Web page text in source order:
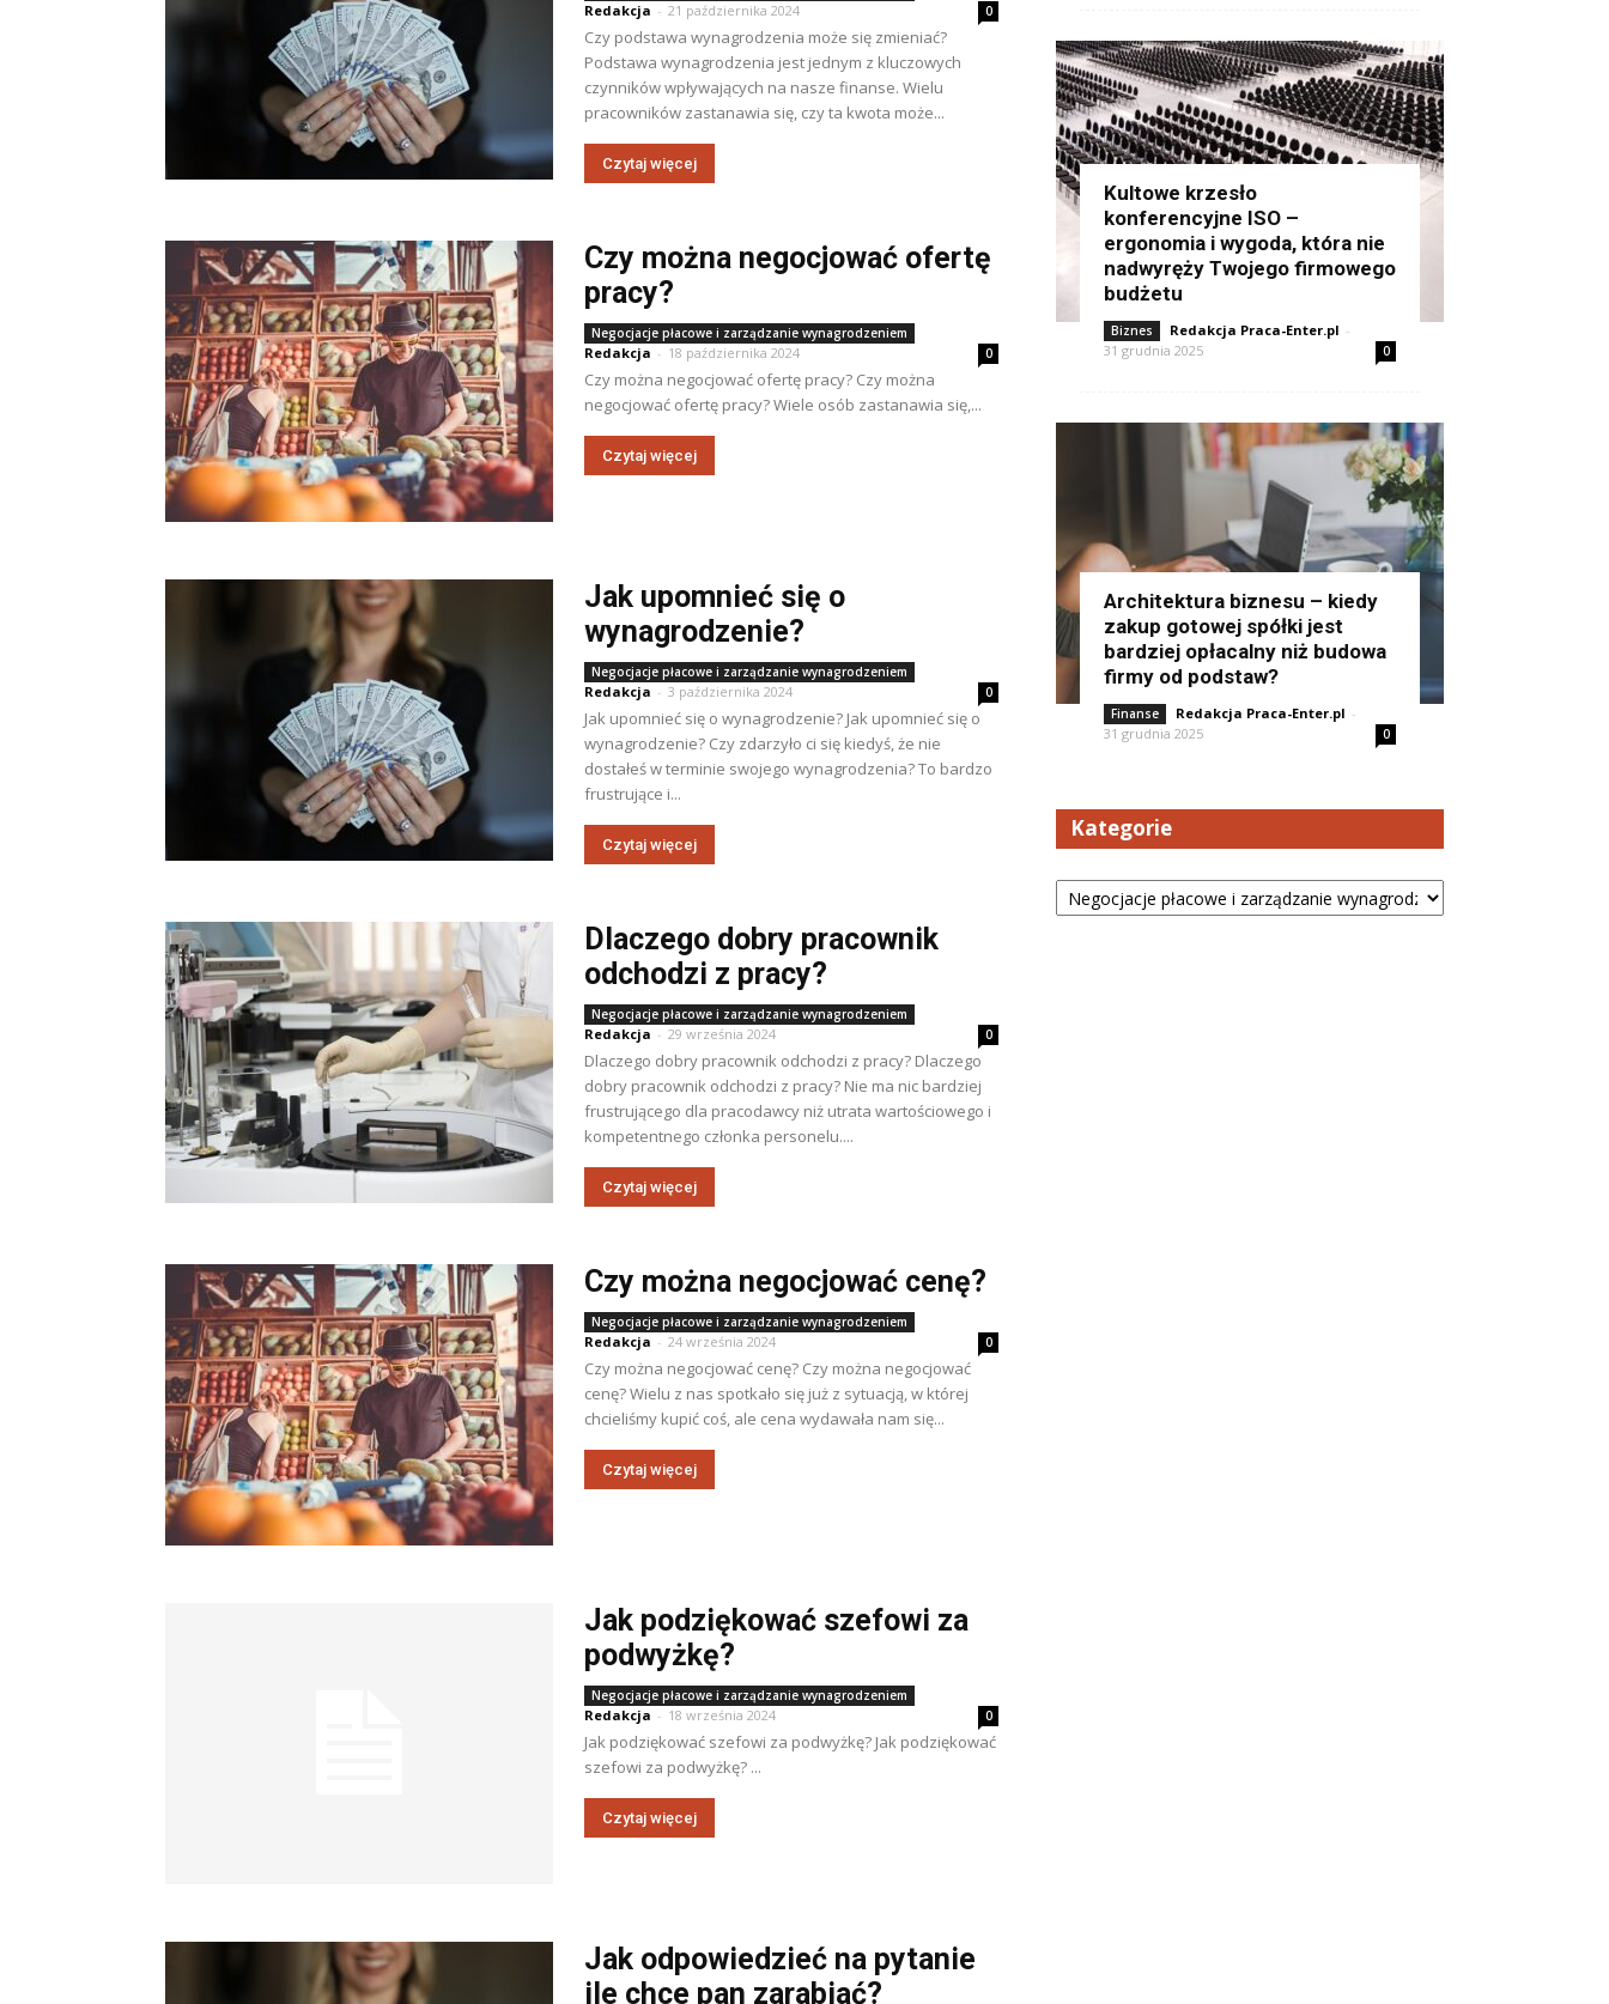
Redakcja - 21 października 2024 0
Czy podstawa wynagrodzenia może się zmieniać?
Podstawa wynagrodzenia jest jednym z kluczowych
czynników wpływających na nasze finanse. Wielu
pracowników zastanawia się, czy ta kwota może...
Czytaj więcej
Czy można negocjować ofertę
pracy?
Negocjacje płacowe i zarządzanie wynagrodzeniem
Redakcja - 18 października 2024 0
Czy można negocjować ofertę pracy? Czy można
negocjować ofertę pracy? Wiele osób zastanawia się,...
Czytaj więcej
Jak upomnieć się o
wynagrodzenie?
Negocjacje płacowe i zarządzanie wynagrodzeniem
Redakcja - 3 października 2024 0
Jak upomnieć się o wynagrodzenie? Jak upomnieć się o
wynagrodzenie? Czy zdarzyło ci się kiedyś, że nie
dostałeś w terminie swojego wynagrodzenia? To bardzo
frustrujące i...
Czytaj więcej
Dlaczego dobry pracownik
odchodzi z pracy?
Negocjacje płacowe i zarządzanie wynagrodzeniem
Redakcja - 29 września 2024 0
Dlaczego dobry pracownik odchodzi z pracy? Dlaczego
dobry pracownik odchodzi z pracy? Nie ma nic bardziej
frustrującego dla pracodawcy niż utrata wartościowego i
kompetentnego członka personelu....
Czytaj więcej
Czy można negocjować cenę?
Negocjacje płacowe i zarządzanie wynagrodzeniem
Redakcja - 24 września 2024 0
Czy można negocjować cenę? Czy można negocjować
cenę? Wielu z nas spotkało się już z sytuacją, w której
chcieliśmy kupić coś, ale cena wydawała nam się...
Czytaj więcej
Jak podziękować szefowi za
podwyżkę?
Negocjacje płacowe i zarządzanie wynagrodzeniem
Redakcja - 18 września 2024 0
Jak podziękować szefowi za podwyżkę? Jak podziękować
szefowi za podwyżkę? ...
Czytaj więcej
Jak odpowiedzieć na pytanie
ile chce pan zarabiać?
Kultowe krzesło
konferencyjne ISO –
ergonomia i wygoda, która nie
nadwyręży Twojego firmowego
budżetu
Biznes Redakcja Praca-Enter.pl -
31 grudnia 2025
0
Architektura biznesu – kiedy
zakup gotowej spółki jest
bardziej opłacalny niż budowa
firmy od podstaw?
Finanse Redakcja Praca-Enter.pl -
31 grudnia 2025
0
Kategorie
Kategorie